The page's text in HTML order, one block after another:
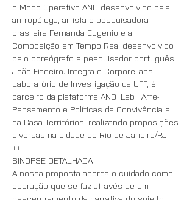
o Modo Operativo AND desenvolvido pela
antropóloga, artista e pesquisadora
brasileira Fernanda Eugenio e a
Composição em Tempo Real desenvolvido
pelo coreógrafo e pesquisador português
João Fiadeiro. Integra o Corporeilabs -
Laboratório de Investigação da UFF, é
parceiro da plataforma AND_Lab | Arte-
Pensamento e Políticas da Convivência e
da Casa Territórios, realizando proposições
diversas na cidade do Rio de Janeiro/RJ.
+++
SINOPSE DETALHADA
A nossa proposta aborda o cuidado como
operação que se faz através de um